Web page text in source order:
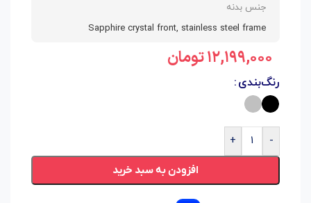
جنس بدنه
Sapphire crystal front, stainless steel frame
۱۲,۱۹۹,۰۰۰تومان
رنگ‌بندی
-
+
افزودن به سبد خرید